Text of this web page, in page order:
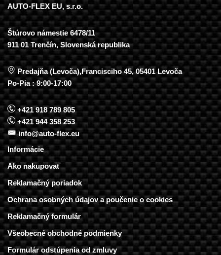
AUTO-FLEX EU, s.r.o.
Štúrovo námestie 6478/11
911 01 Trenčín, Slovenská republika
Predajňa (Levoča),Francisciho 45, 05401 Levoča
Po-Pia : 9:00-17:00
+421 918 789 805
+421 944 358 253
info@auto-flex.eu
Informácie
Ako nakupovať
Reklamačný poriadok
Ochrana osobných údajov a poučenie o cookies
Reklamačný formulár
Všeobecné obchodné podmienky
Formulár odstúpenia od zmluvy